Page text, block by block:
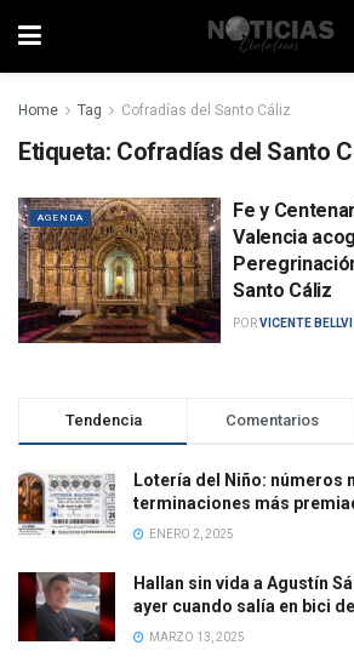
Home Tag Cofradías del Santo Cáliz
Etiqueta: Cofradías del Santo
AGENDA
Fe y
Valencia
Santo Cáliz
PORVICENTE
Tendencia Comentarios
Lotería del Niño: números
terminaciones más
ENERO 2, 2025
Hallan sin vida a Agustín
ayer cuando salía en bici
MARZO 13, 2025